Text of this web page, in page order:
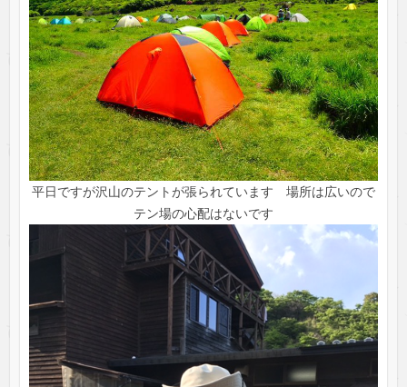
平日ですが沢山のテントが張られています 場所は広いので
テン場の心配はないです